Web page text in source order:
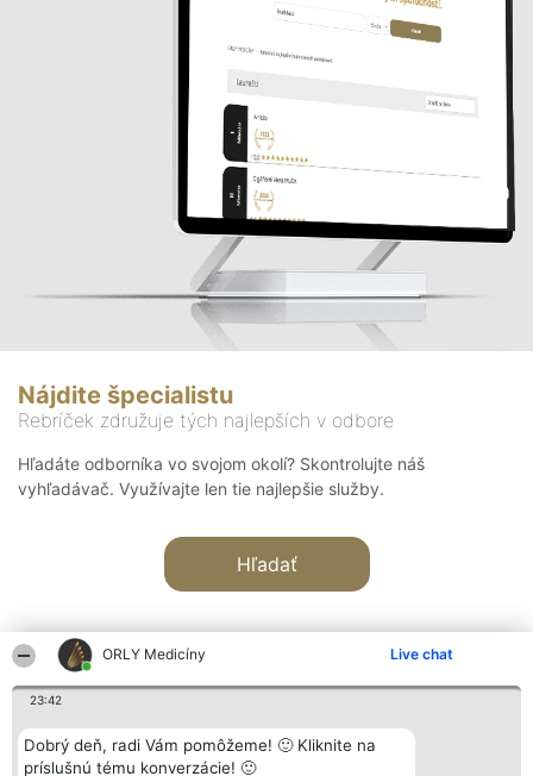
ORLY Medicíny Live chat
23:42
Dobrý deň, radi Vám pomôžeme! 🙂 Kliknite na
príslušnú tému konverzácie! 🙂
Nájdite špecialistu
Rebríček združuje tých najlepších v odbore
Hľadáte odborníka vo svojom okolí? Skontrolujte náš
vyhľadávač. Využívajte len tie najlepšie služby.
Hľadať
Organizátor hodnotenia
Bright Side Solutions sp. z o.
Hodnotenie
Laureáti
Kontakt
Kontakt